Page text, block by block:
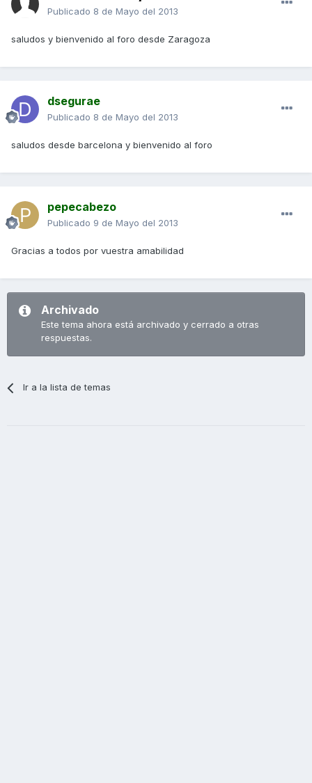
Publicado 8 de Mayo del 2013
saludos y bienvenido al foro desde Zaragoza
dsegurae
Publicado 8 de Mayo del 2013
saludos desde barcelona y bienvenido al foro
pepecabezo
Publicado 9 de Mayo del 2013
Gracias a todos por vuestra amabilidad
Archivado
Este tema ahora está archivado y cerrado a otras
respuestas.
Ir a la lista de temas